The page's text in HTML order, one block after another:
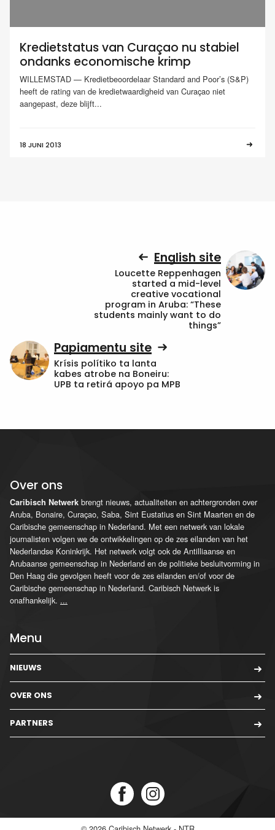
Kredietstatus van Curaçao nu stabiel
ondanks economische krimp
WILLEMSTAD — Kredietbeoordelaar Standard and Poor’s (S&P)
heeft de rating van de kredietwaardigheid van Curaçao niet
aangepast, deze blijft...
18 JUNI 2013
English site
Loucette Reppenhagen
started a mid-level
creative vocational
program in Aruba: “These
students mainly want to do
things”
Papiamentu site
Krísis polítiko ta lanta
kabes atrobe na Boneiru:
UPB ta retirá apoyo pa MPB
Over ons
Caribisch Netwerk brengt nieuws, actualiteiten en achtergronden over
Aruba, Bonaire, Curaçao, Saba, Sint Eustatius en Sint Maarten en de
Caribische gemeenschap in Nederland. Met een netwerk van lokale
journalisten volgen we de ontwikkelingen op de zes eilanden van het
Nederlandse Koninkrijk. Het netwerk volgt ook de Antilliaanse en
Arubaanse gemeenschap in Nederland en de politieke besluitvorming in
Den Haag die gevolgen heeft voor de zes eilanden en/of voor de
Caribische gemeenschap in Nederland. Caribisch Netwerk is
onafhankelijk. ...
Menu
NIEUWS
OVER ONS
PARTNERS